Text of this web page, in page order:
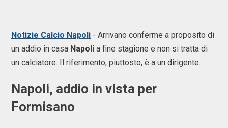
Notizie Calcio Napoli - Arrivano conferme a proposito di
un addio in casa Napoli a fine stagione e non si tratta di
un calciatore. Il riferimento, piuttosto, è a un dirigente.
Napoli, addio in vista per
Formisano